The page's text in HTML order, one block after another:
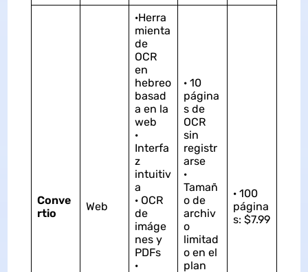
Conve
rtio
Web
·Herra
mienta
de
OCR
en
hebreo
basad
a en la
web
·
Interfa
z
intuitiv
a
· OCR
de
imáge
nes y
PDFs
·
· 10
página
s de
OCR
sin
registr
arse
·
Tamañ
o de
archiv
o
limitad
o en el
plan
· 100
página
s: $7.99